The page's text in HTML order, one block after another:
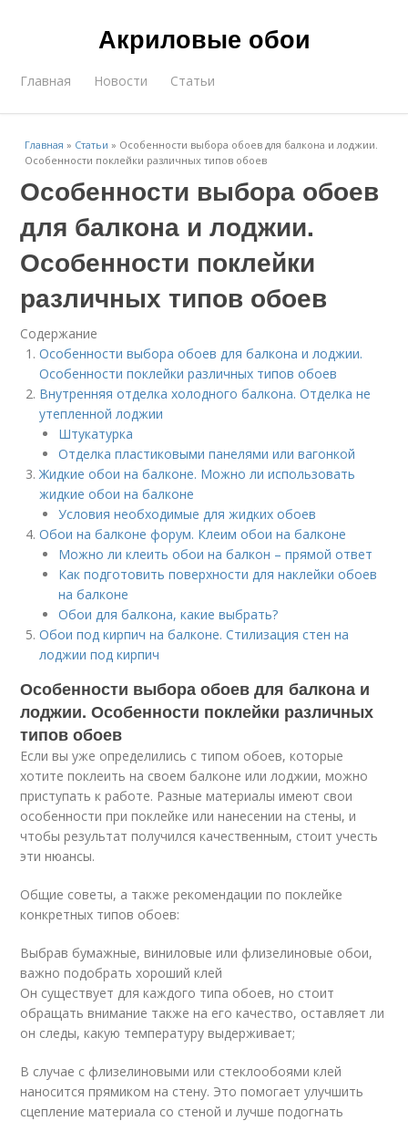
Акриловые обои
Главная Новости Статьи
Главная » Статьи » Особенности выбора обоев для балкона и лоджии.
Особенности поклейки различных типов обоев
Особенности выбора обоев
для балкона и лоджии.
Особенности поклейки
различных типов обоев
Содержание
Особенности выбора обоев для балкона и лоджии.
Особенности поклейки различных типов обоев
Внутренняя отделка холодного балкона. Отделка не
утепленной лоджии
Штукатурка
Отделка пластиковыми панелями или вагонкой
Жидкие обои на балконе. Можно ли использовать
жидкие обои на балконе
Условия необходимые для жидких обоев
Обои на балконе форум. Клеим обои на балконе
Можно ли клеить обои на балкон – прямой ответ
Как подготовить поверхности для наклейки обоев
на балконе
Обои для балкона, какие выбрать?
Обои под кирпич на балконе. Стилизация стен на
лоджии под кирпич
Особенности выбора обоев для балкона и
лоджии. Особенности поклейки различных
типов обоев
Если вы уже определились с типом обоев, которые
хотите поклеить на своем балконе или лоджии, можно
приступать к работе. Разные материалы имеют свои
особенности при поклейке или нанесении на стены, и
чтобы результат получился качественным, стоит учесть
эти нюансы.
Общие советы, а также рекомендации по поклейке
конкретных типов обоев:
Выбрав бумажные, виниловые или флизелиновые обои,
важно подобрать хороший клей
Он существует для каждого типа обоев, но стоит
обращать внимание также на его качество, оставляет ли
он следы, какую температуру выдерживает;
В случае с флизелиновыми или стеклообоями клей
наносится прямиком на стену. Это помогает улучшить
сцепление материала со стеной и лучше подогнать